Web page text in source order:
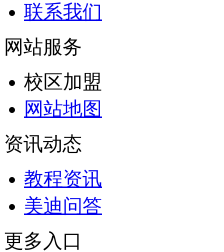
联系我们
网站服务
校区加盟
网站地图
资讯动态
教程资讯
美迪问答
更多入口